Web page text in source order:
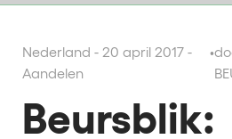
Nederland - 20 april 2017 -
Aandelen
•
Beursblik: